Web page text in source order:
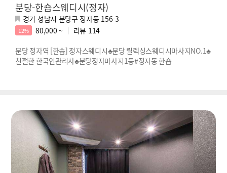
분당-한숍스웨디시(정자)
경기 성남시 분당구 정자동 156-3
12% 80,000 ~ 리뷰 114
분당 정자역 [한숍] 정자스웨디시♣분당 릴렉싱스웨디시마사지NO.1♣
친절한 한국인관리사♣분당정자마사지1등#정자동 한숍